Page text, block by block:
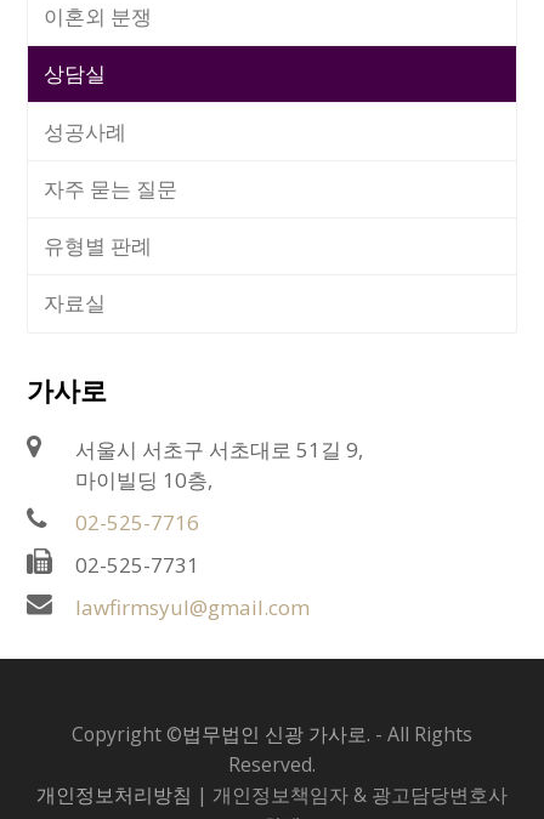
이혼외 분쟁
상담실
성공사례
자주 묻는 질문
유형별 판례
자료실
가사로
서울시 서초구 서초대로 51길 9,
마이빌딩 10층,
02-525-7716
02-525-7731
lawfirmsyul@gmail.com
Copyright ©법무법인 신광 가사로. - All Rights
Reserved.
개인정보처리방침 | 개인정보책임자 & 광고담당변호사